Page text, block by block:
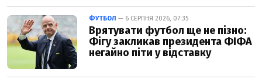
ФУТБОЛ — 6 СЕРПНЯ 2026, 07:35
Врятувати футбол ще не пізно:
Фігу закликав президента ФІФА
негайно піти у відставку